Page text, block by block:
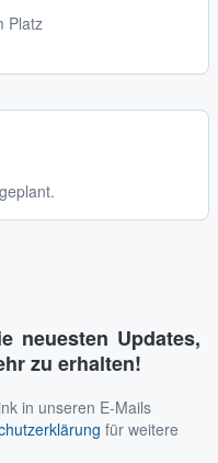
Platz
neuesten Updates,
zu erhalten!
in unseren E-Mails
für weitere